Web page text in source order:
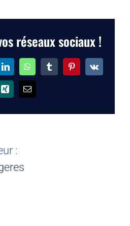
réseaux sociaux !
LinkedInWhatsAppTumblrPinterest
Vk
Xing Email
: